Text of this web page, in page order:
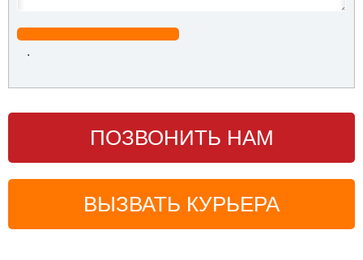
.
ПОЗВОНИТЬ НАМ
ВЫЗВАТЬ КУРЬЕРА